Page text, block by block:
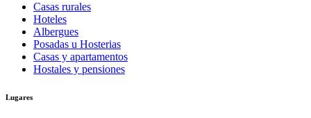
Casas rurales
Hoteles
Albergues
Posadas u Hosterias
Casas y apartamentos
Hostales y pensiones
Lugares